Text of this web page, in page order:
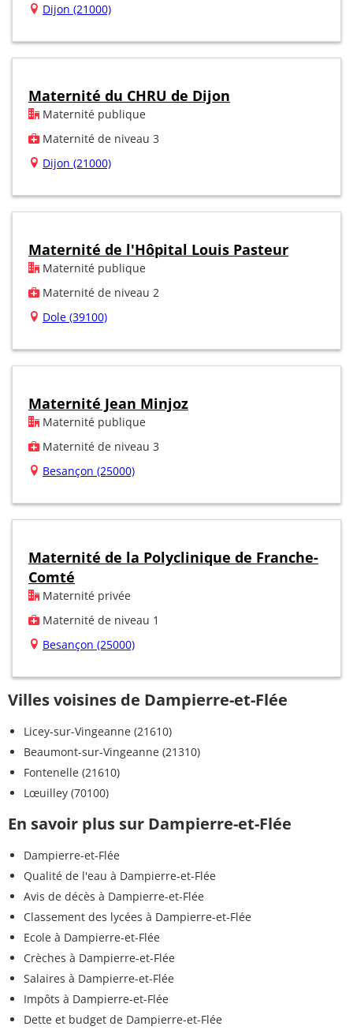
Dijon (21000)
Maternité du CHRU de Dijon
Maternité publique
Maternité de niveau 3
Dijon (21000)
Maternité de l'Hôpital Louis Pasteur
Maternité publique
Maternité de niveau 2
Dole (39100)
Maternité Jean Minjoz
Maternité publique
Maternité de niveau 3
Besançon (25000)
Maternité de la Polyclinique de Franche-
Comté
Maternité privée
Maternité de niveau 1
Besançon (25000)
Villes voisines de Dampierre-et-Flée
Licey-sur-Vingeanne (21610)
Beaumont-sur-Vingeanne (21310)
Fontenelle (21610)
Lœuilley (70100)
En savoir plus sur Dampierre-et-Flée
Dampierre-et-Flée
Qualité de l'eau à Dampierre-et-Flée
Avis de décès à Dampierre-et-Flée
Classement des lycées à Dampierre-et-Flée
Ecole à Dampierre-et-Flée
Crèches à Dampierre-et-Flée
Salaires à Dampierre-et-Flée
Impôts à Dampierre-et-Flée
Dette et budget de Dampierre-et-Flée